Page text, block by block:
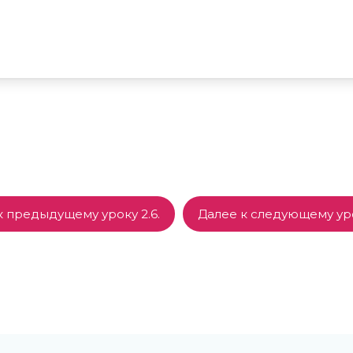
предыдущему уроку 2.6. Далее к следующему